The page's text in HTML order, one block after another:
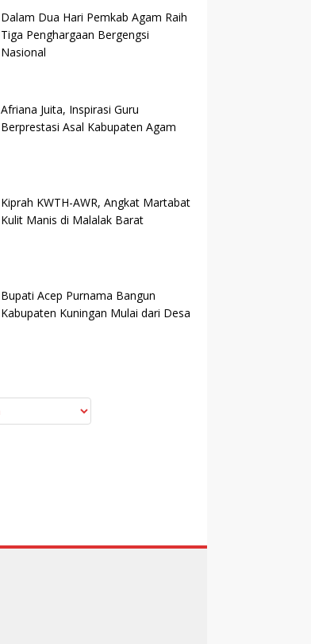
Dalam Dua Hari Pemkab Agam Raih
Tiga Penghargaan Bergengsi
Nasional
Afriana Juita, Inspirasi Guru
Berprestasi Asal Kabupaten Agam
Kiprah KWTH-AWR, Angkat Martabat
Kulit Manis di Malalak Barat
Bupati Acep Purnama Bangun
Kabupaten Kuningan Mulai dari Desa